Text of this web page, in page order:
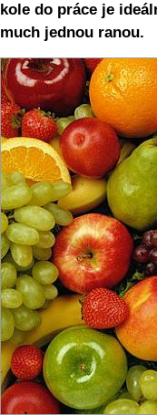
kole do práce je
much jednou ranou.